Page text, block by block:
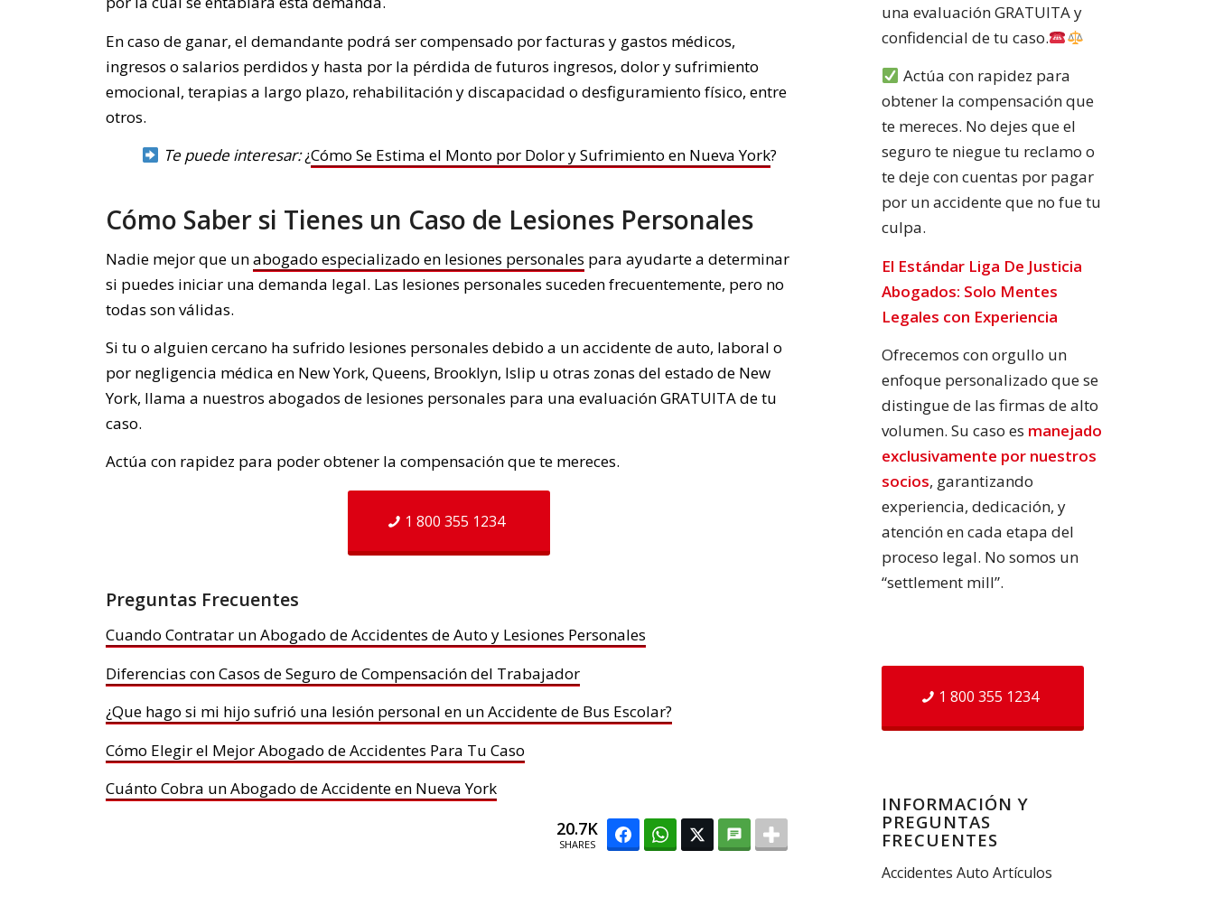
En caso de ganar, el demandante podrá ser compensado por facturas y gastos médicos,
ingresos o salarios perdidos y hasta por la pérdida de futuros ingresos, dolor y sufrimiento
emocional, terapias a largo plazo, rehabilitación y discapacidad o desfiguramiento físico, entre
otros.
Te puede interesar:¿Cómo Se Estima el Monto por Dolor y Sufrimiento en Nueva York?
Cómo Saber si Tienes un Caso de Lesiones Personales
Nadie mejor que unabogado especializado en lesiones personales para ayudarte a determinar
si puedes iniciar una demanda legal. Las lesiones personales suceden frecuentemente, pero no
todas son válidas.
Si tu o alguien cercano ha sufrido lesiones personales debido a un accidente de auto, laboral o
por negligencia médica en New York, Queens, Brooklyn, Islip u otras zonas del estado de New
York, llama a nuestros abogados de lesiones personales para una evaluación GRATUITA de tu
caso.
Actúa con rapidez para poder obtener la compensación que te mereces.
1 800 355 1234
Preguntas Frecuentes
Cuando Contratar un Abogado de Accidentes de Auto y Lesiones Personales
Diferencias con Casos de Seguro de Compensación del Trabajador
¿Que hago si mi hijo sufrió una lesión personal en un Accidente de Bus Escolar?
Cómo Elegir el Mejor Abogado de Accidentes Para Tu Caso
Cuánto Cobra un Abogado de Accidente en Nueva York
20.7K
SHARES
una evaluación GRATUITA y
confidencial de tu caso.
Actúa con rapidez para
obtener la compensación que
te mereces. No dejes que el
seguro te niegue tu reclamo o
te deje con cuentas por pagar
por un accidente que no fue tu
culpa.
El Estándar Liga De Justicia
Abogados: Solo Mentes
Legales con Experiencia
Ofrecemos con orgullo un
enfoque personalizado que se
distingue de las firmas de alto
volumen. Su caso es manejado
exclusivamente por nuestros
socios, garantizando
experiencia, dedicación, y
atención en cada etapa del
proceso legal. No somos un
“settlement mill”.
1 800 355 1234
INFORMACIÓN Y
PREGUNTAS
FRECUENTES
Accidentes Auto Artículos